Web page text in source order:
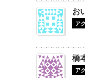
お
ア
橋
ア